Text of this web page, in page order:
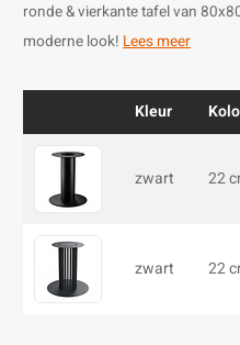
ronde & vierkante tafel van
moderne look! Lees meer
Kleur
zwart 22
zwart 22